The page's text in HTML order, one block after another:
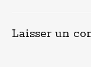
Laisser un